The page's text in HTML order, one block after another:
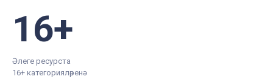
16+
Әлеге ресурста
16+ категорияләренә